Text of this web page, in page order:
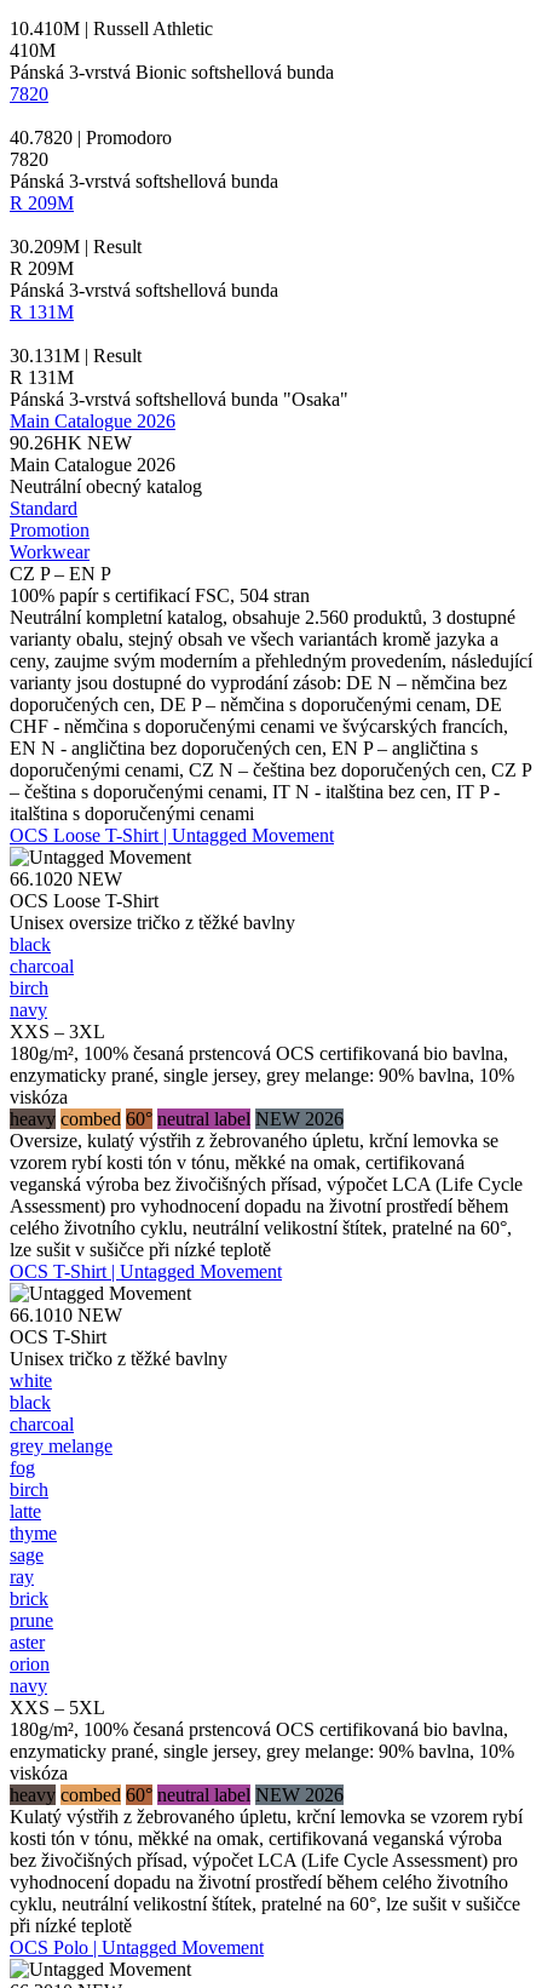
10.410M | Russell Athletic
410M
Pánská 3-vrstvá Bionic softshellová bunda
7820
40.7820 | Promodoro
7820
Pánská 3-vrstvá softshellová bunda
R 209M
30.209M | Result
R 209M
Pánská 3-vrstvá softshellová bunda
R 131M
30.131M | Result
R 131M
Pánská 3-vrstvá softshellová bunda "Osaka"
Main Catalogue 2026
90.26HK NEW
Main Catalogue 2026
Neutrální obecný katalog
Standard
Promotion
Workwear
CZ P – EN P
100% papír s certifikací FSC, 504 stran
Neutrální kompletní katalog, obsahuje 2.560 produktů, 3 dostupné
varianty obalu, stejný obsah ve všech variantách kromě jazyka a
ceny, zaujme svým moderním a přehledným provedením, následující
varianty jsou dostupné do vyprodání zásob: DE N – němčina bez
doporučených cen, DE P – němčina s doporučenými cenam, DE
CHF - němčina s doporučenými cenami ve švýcarských francích,
EN N - angličtina bez doporučených cen, EN P – angličtina s
doporučenými cenami, CZ N – čeština bez doporučených cen, CZ P
– čeština s doporučenými cenami, IT N - italština bez cen, IT P -
italština s doporučenými cenami
OCS Loose T-Shirt | Untagged Movement
66.1020 NEW
OCS Loose T-Shirt
Unisex oversize tričko z těžké bavlny
black
charcoal
birch
navy
XXS – 3XL
180g/m², 100% česaná prstencová OCS certifikovaná bio bavlna,
enzymaticky prané, single jersey, grey melange: 90% bavlna, 10%
viskóza
heavy combed 60° neutral label NEW 2026
Oversize, kulatý výstřih z žebrovaného úpletu, krční lemovka se
vzorem rybí kosti tón v tónu, měkké na omak, certifikovaná
veganská výroba bez živočišných přísad, výpočet LCA (Life Cycle
Assessment) pro vyhodnocení dopadu na životní prostředí během
celého životního cyklu, neutrální velikostní štítek, pratelné na 60°,
lze sušit v sušičce při nízké teplotě
OCS T-Shirt | Untagged Movement
66.1010 NEW
OCS T-Shirt
Unisex tričko z těžké bavlny
white
black
charcoal
grey melange
fog
birch
latte
thyme
sage
ray
brick
prune
aster
orion
navy
XXS – 5XL
180g/m², 100% česaná prstencová OCS certifikovaná bio bavlna,
enzymaticky prané, single jersey, grey melange: 90% bavlna, 10%
viskóza
heavy combed 60° neutral label NEW 2026
Kulatý výstřih z žebrovaného úpletu, krční lemovka se vzorem rybí
kosti tón v tónu, měkké na omak, certifikovaná veganská výroba
bez živočišných přísad, výpočet LCA (Life Cycle Assessment) pro
vyhodnocení dopadu na životní prostředí během celého životního
cyklu, neutrální velikostní štítek, pratelné na 60°, lze sušit v sušičce
při nízké teplotě
OCS Polo | Untagged Movement